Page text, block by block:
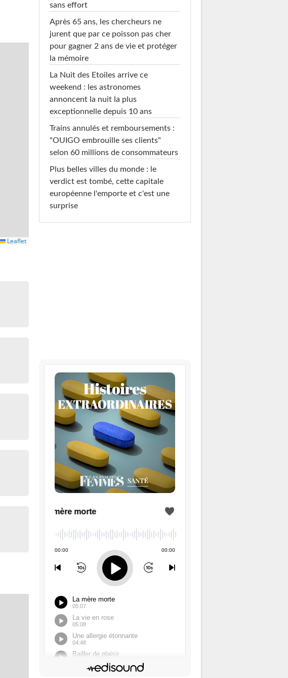
Leaflet
sans effort
Après 65 ans, les chercheurs ne
jurent que par ce poisson pas cher
pour gagner 2 ans de vie et protéger
la mémoire
La Nuit des Etoiles arrive ce
weekend : les astronomes
annoncent la nuit la plus
exceptionnelle depuis 10 ans
Trains annulés et remboursements :
"OUIGO embrouille ses clients"
selon 60 millions de consommateurs
Plus belles villes du monde : le
verdict est tombé, cette capitale
européenne l'emporte et c'est une
surprise